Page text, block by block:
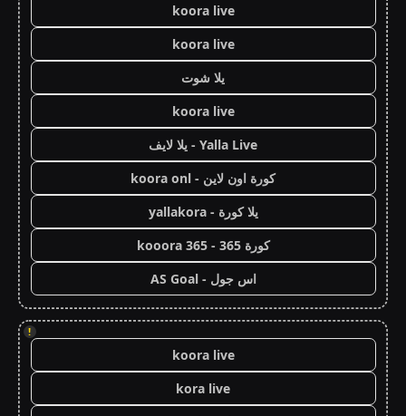
koora live
koora live
يلا شوت
koora live
Yalla Live - يلا لايف
كورة اون لاين - koora onl
يلا كورة - yallakora
كورة 365 - kooora 365
اس جول - AS Goal
!
koora live
kora live